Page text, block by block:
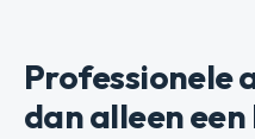
Professionele
dan alleen